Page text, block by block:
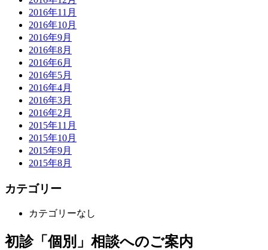
2016年11月
2016年10月
2016年9月
2016年8月
2016年6月
2016年5月
2016年4月
2016年3月
2016年2月
2015年11月
2015年10月
2015年9月
2015年8月
カテゴリー
カテゴリーなし
初診「個別」相談へのご案内